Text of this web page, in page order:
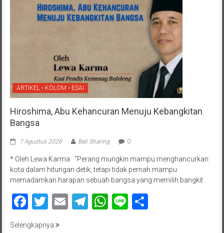
ARTIKEL • KOLOM • ESAI
Hiroshima, Abu Kehancuran Menuju Kebangkitan
Bangsa
7 Agustus 2026 Bali Sharing 0
* Oleh Lewa Karma “Perang mungkin mampu menghancurkan
kota dalam hitungan detik, tetapi tidak pernah mampu
memadamkan harapan sebuah bangsa yang memilih bangkit
Facebook
Twitter
EmailTelegram
WhatsApp
LineShare
Selengkapnya